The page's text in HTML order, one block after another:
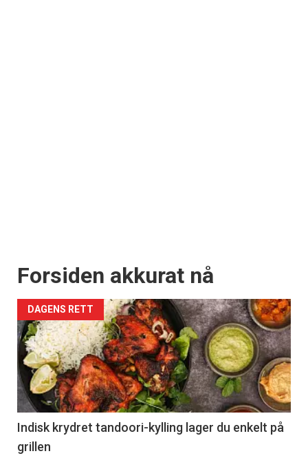
Forsiden akkurat nå
DAGENS RETT
Indisk krydret tandoori-kylling lager du enkelt på
grillen